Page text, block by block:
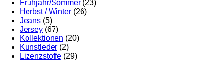
Frühjahr/Sommer (23)
Herbst / Winter (26)
Jeans (5)
Jersey (67)
Kollektionen (20)
Kunstleder (2)
Lizenzstoffe (29)